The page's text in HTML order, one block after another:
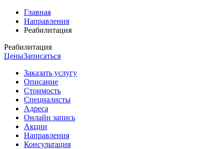
Главная
Направления
Реабилитация
Реабилитация
ЦеныЗаписаться
Заказать услугу
Описание
Стоимость
Специалисты
Адреса
Онлайн запись
Акции
Направления
Консультация